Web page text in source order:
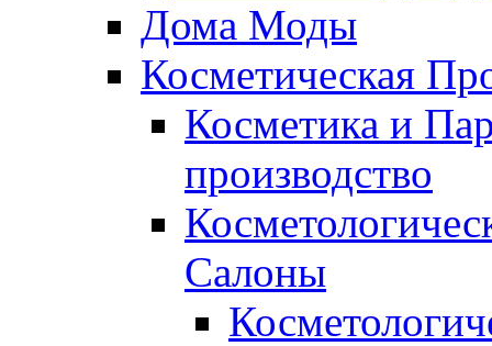
Дома Моды
Косметическая
Косметика и
производство
Салоны